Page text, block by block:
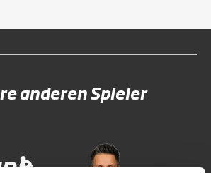
anderen Spieler